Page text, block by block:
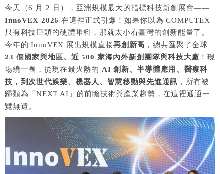
今天（6 月 2 日），亞洲規模最大的指標科技新創展會——
InnoVEX 2026 在這裡正式引爆！如果你以為 COMPUTEX
只有科技巨頭的硬體堆料，那就太小看臺灣的創新能量了。
今年的 InnoVEX 展出規模直接再創新高 ，總共匯聚了全球
23 個國家與地區、近 500 家海內外新創團隊與科技大廠 ！現
場繞一圈，從現在最火熱的 AI 創新、半導體應用、醫療科
技，到次世代娛樂、機器人、智慧移動與先進通訊 ，所有被
歸類為「NEXT AI」的前瞻技術與產業趨勢，在這裡通通一
覽無遺。